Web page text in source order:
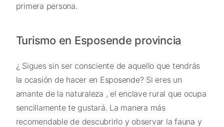
primera persona.
Turismo en Esposende provincia
¿ Sigues sin ser consciente de aquello que tendrás
la ocasión de hacer en Esposende? Si eres un
amante de la naturaleza , el enclave rural que ocupa
sencillamente te gustará. La manera más
recomendable de descubrirlo y observar la fauna y